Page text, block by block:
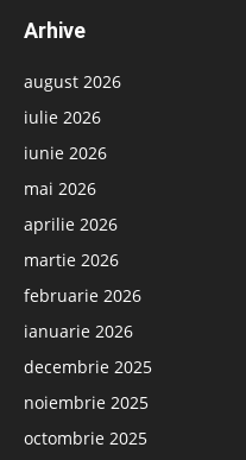
Arhive
august 2026
iulie 2026
iunie 2026
mai 2026
aprilie 2026
martie 2026
februarie 2026
ianuarie 2026
decembrie 2025
noiembrie 2025
octombrie 2025